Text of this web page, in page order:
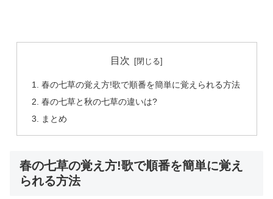
目次
春の七草の覚え方!歌で順番を簡単に覚えられる方法
春の七草と秋の七草の違いは?
まとめ
春の七草の覚え方!歌で順番を簡単に覚え
られる方法